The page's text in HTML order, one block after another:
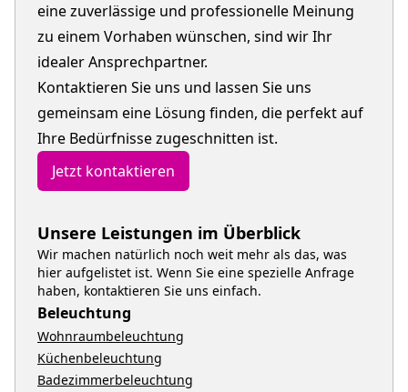
eine zuverlässige und professionelle Meinung
zu einem Vorhaben wünschen, sind wir Ihr
idealer Ansprechpartner.
Kontaktieren Sie uns und lassen Sie uns
gemeinsam eine Lösung finden, die perfekt auf
Ihre Bedürfnisse zugeschnitten ist.
Jetzt kontaktieren
Unsere Leistungen im Überblick
Wir machen natürlich noch weit mehr als das, was
hier aufgelistet ist. Wenn Sie eine spezielle Anfrage
haben, kontaktieren Sie uns einfach.
Beleuchtung
Wohnraumbeleuchtung
Küchenbeleuchtung
Badezimmerbeleuchtung